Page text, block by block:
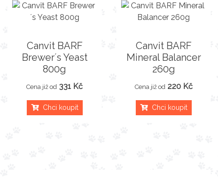
Canvit BARF
Brewer´s Yeast
800g
Cena již od 331 Kč
Chci koupit
Canvit BARF
Mineral Balancer
260g
Cena již od 220 Kč
Chci koupit